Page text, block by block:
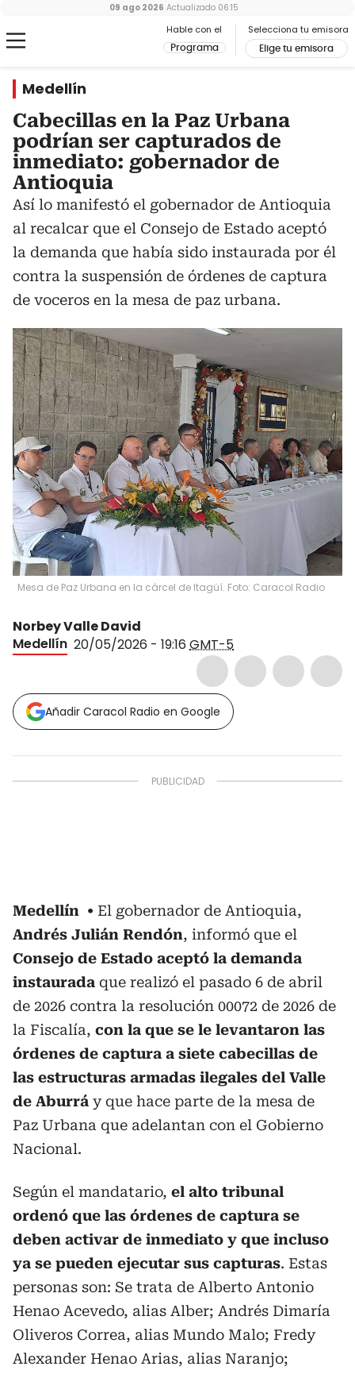
Hable con el
Programa
Selecciona tu emisora
Elige tu emisora
09 ago 2026 Actualizado 06:15
Medellín
Cabecillas en la Paz Urbana
podrían ser capturados de
inmediato: gobernador de
Antioquia
Así lo manifestó el gobernador de Antioquia
al recalcar que el Consejo de Estado aceptó
la demanda que había sido instaurada por él
contra la suspensión de órdenes de captura
de voceros en la mesa de paz urbana.
Mesa de Paz Urbana en la cárcel de Itagüí. Foto: Caracol Radio
Norbey Valle David
Medellín 20/05/2026 - 19:16 GMT-5
Añadir Caracol Radio en Google
Medellín
El gobernador de Antioquia,
Andrés Julián Rendón, informó que el
Consejo de Estado aceptó la demanda
instaurada que realizó el pasado 6 de abril
de 2026 contra la resolución 00072 de 2026 de
la Fiscalía, con la que se le levantaron las
órdenes de captura a siete cabecillas de
las estructuras armadas ilegales del Valle
de Aburrá y que hace parte de la mesa de
Paz Urbana que adelantan con el Gobierno
Nacional.
Según el mandatario, el alto tribunal
ordenó que las órdenes de captura se
deben activar de inmediato y que incluso
ya se pueden ejecutar sus capturas. Estas
personas son: Se trata de Alberto Antonio
Henao Acevedo, alias Alber; Andrés Dimaría
Oliveros Correa, alias Mundo Malo; Fredy
Alexander Henao Arias, alias Naranjo;